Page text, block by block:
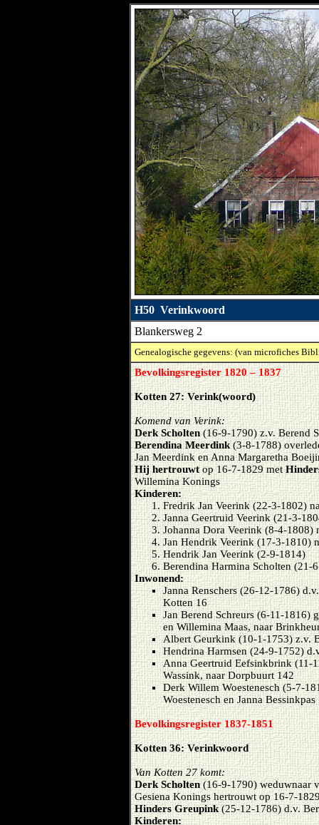
H50 Verinkwoord
Blankersweg 2
Genealogische gegevens: (van microfiches
Bevolkingsregister 1820 – 1837
Kotten 27: Verink(woord)
Komend van Verink:
Derk Scholten(16-9-1790) z.v. Berend
Berendina Meerdink(3-8-1788)
Jan Meerdink en Anna Margaretha
Hij hertrouwt op 16-7-1829 met
Willemina Konings
Kinderen:
Fredrik Jan Veerink (22-3-1802)
Janna Geertruid Veerink (21-3-
Johanna Dora Veerink (8-4-1808)
Jan Hendrik Veerink (17-3-1810)
Hendrik Jan Veerink (2-9-1814)
Berendina Harmina Scholten (21-
Inwonend:
Janna Renschers (26-12-1786)
Kotten 16
Jan Berend Schreurs (6-11-1816)
en Willemina Maas, naar
Albert Geurkink (10-1-1753) z.v.
Hendrina Harmsen (24-9-1752)
Anna Geertruid Eefsinkbrink (11-
Wassink, naar Dorpbuurt 142
Derk Willem Woestenesch (5-7-
Woestenesch en Janna Bessinkpas
Bevolkingsregister 1837-1851
Kotten 36: Verinkwoord
Van Kotten 27 komt:
Derk Scholten(16-9-1790) weduwnaar
Gesiena Konings hertrouwt op 16-7-
Hinders Greupink(25-12-1786) d.v.
Kinderen: